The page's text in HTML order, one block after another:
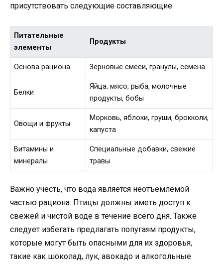
присутствовать следующие составляющие:
Питательные
элементы
Продукты
Основа рациона Зерновые смеси, гранулы, семена
Белки
Яйца, мясо, рыба, молочные
продукты, бобы
Овощи и фрукты
Морковь, яблоки, груши, брокколи,
капуста
Витамины и
минералы
Специальные добавки, свежие
травы
Важно учесть, что вода является неотъемлемой
частью рациона. Птицы должны иметь доступ к
свежей и чистой воде в течение всего дня. Также
следует избегать предлагать попугаям продукты,
которые могут быть опасными для их здоровья,
такие как шоколад, лук, авокадо и алкогольные